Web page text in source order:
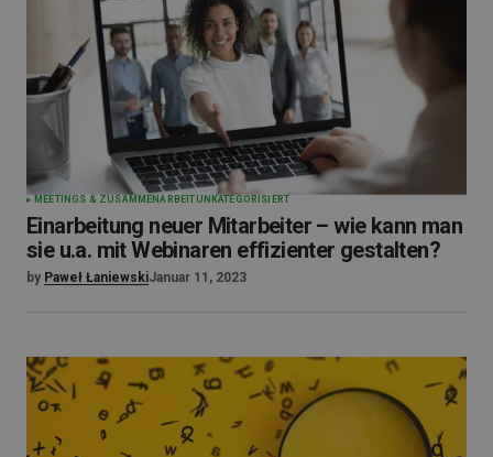
MEETINGS & ZUSAMMENARBEIT UNKATEGORISIERT
Einarbeitung neuer Mitarbeiter – wie kann man
sie u.a. mit Webinaren effizienter gestalten?
by Paweł ŁaniewskiJanuar 11, 2023